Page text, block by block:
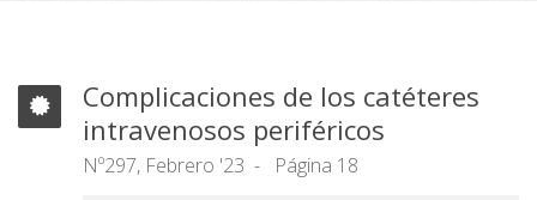
Complicaciones de los catéteres
intravenosos periféricos
Nº297, Febrero '23 Página 18